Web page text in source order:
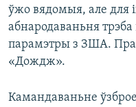
ўжо вядомыя, але для
абнародаваньня трэба
парамэтры з ЗША. Пра
«Дождж».
Камандаваньне